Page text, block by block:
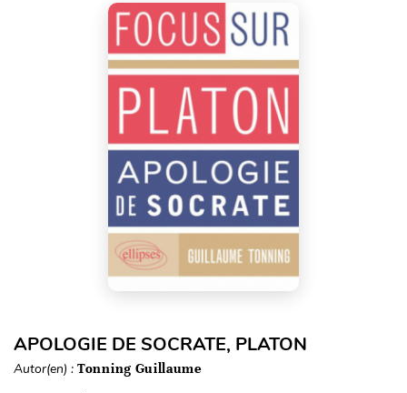
APOLOGIE DE SOCRATE, PLATON
Autor(en) : Tonning Guillaume